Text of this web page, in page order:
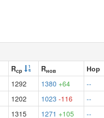
Rср Rнов
Нор
1292 1380 +64
--
1202 1023 -116
--
1315 1271 +105
--